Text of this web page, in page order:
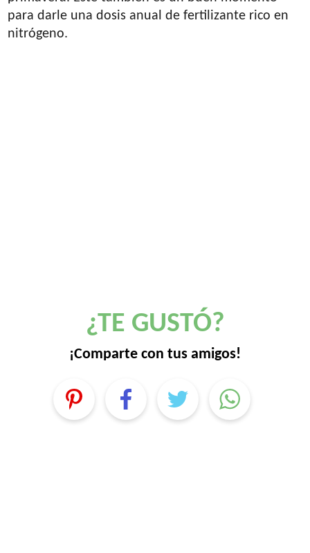
para darle una dosis anual de fertilizante rico en
nitrógeno.
¿TE GUSTÓ?
¡Comparte con tus amigos!